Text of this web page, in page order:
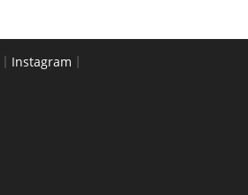
｜ Instagram ｜